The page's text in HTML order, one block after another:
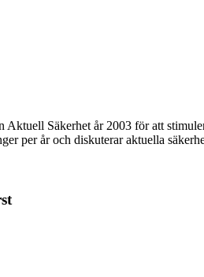
Säkerhet år 2003 för att
per år och diskuterar aktuella